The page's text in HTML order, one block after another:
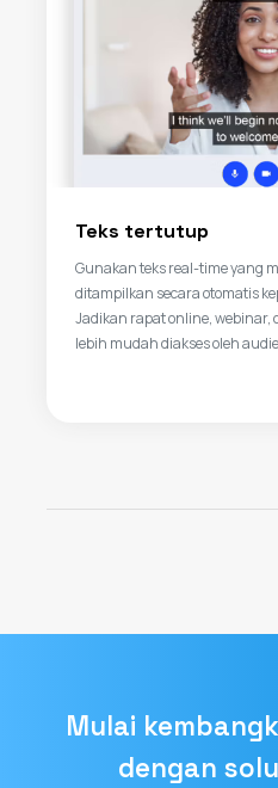
Teks tertutup
Gunakan teks real-time yang
ditampilkan secara otomatis
Jadikan rapat online, webinar,
lebih mudah diakses oleh
Mulai
dengan